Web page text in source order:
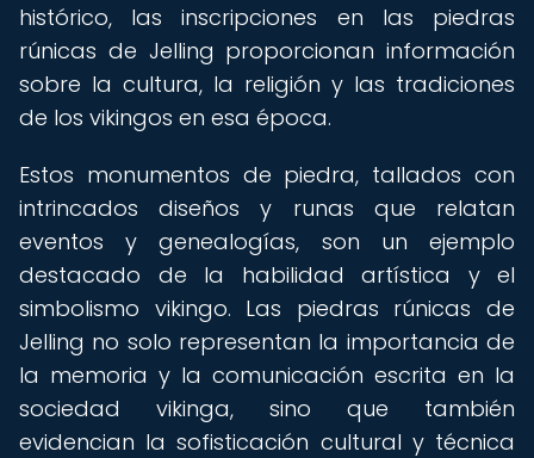
histórico, las inscripciones en las piedras
rúnicas de Jelling proporcionan información
sobre la cultura, la religión y las tradiciones
de los vikingos en esa época.
Estos monumentos de piedra, tallados con
intrincados diseños y runas que relatan
eventos y genealogías, son un ejemplo
destacado de la habilidad artística y el
simbolismo vikingo. Las piedras rúnicas de
Jelling no solo representan la importancia de
la memoria y la comunicación escrita en la
sociedad vikinga, sino que también
evidencian la sofisticación cultural y técnica